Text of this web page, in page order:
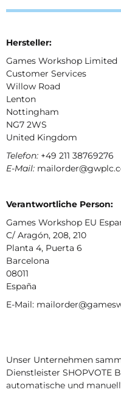
Hersteller:
Games Workshop Limited
Customer Services
Willow Road
Lenton
Nottingham
NG7 2WS
United Kingdom
Telefon: +49 211 38769276
E-Mail:
Verantwortliche Person:
Games Workshop EU
C/ Aragón, 208, 210
Planta 4, Puerta 6
Barcelona
08011
España
E-Mail:
Unser Unternehmen
Dienstleister SHOPVOTE
automatische und